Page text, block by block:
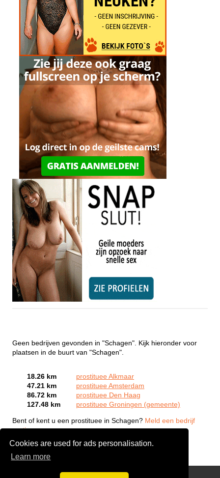
Cookies are used for ads personalisation.
Learn more
Geen bedrijven gevonden in "Schagen". Kijk hieronder voor
plaatsen in de buurt van "Schagen".
18.26 km
prostituee Alkmaar
47.21 km
prostituee Amsterdam
86.72 km
prostituee Den Haag
127.48 km
prostituee Groningen (gemeente)
Bent of kent u een prostituee in Schagen? Meld een bedrijf
gratis aan